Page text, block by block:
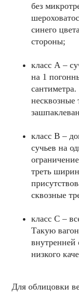
без
синего
стороны;
класс А –
на 1
класс В –
сучьев на
треть
сквозные
класс С –
Такую
внутренней
низкого
Для облицовки